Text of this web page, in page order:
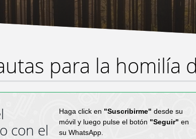
para la homilía
con el
Haga click en "Suscribirme" desde su
móvil y luego pulse el botón "Seguir" en
su WhatsApp.